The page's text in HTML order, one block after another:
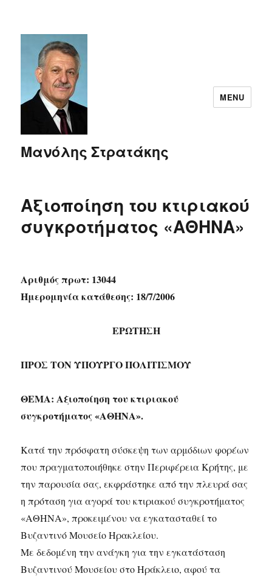
Μανόλης Στρατάκης
MENU
Αξιοποίηση του κτιριακού
συγκροτήματος «ΑΘΗΝΑ»
Αριθμός πρωτ: 13044
Ημερομηνία κατάθεσης: 18/7/2006
ΕΡΩΤΗΣΗ
ΠΡΟΣ ΤΟΝ ΥΠΟΥΡΓΟ ΠΟΛΙΤΙΣΜΟΥ
ΘΕΜΑ: Αξιοποίηση του κτιριακού
συγκροτήματος «ΑΘΗΝΑ».
Κατά την πρόσφατη σύσκεψη των αρμόδιων φορέων
που πραγματοποιήθηκε στην Περιφέρεια Κρήτης, με
την παρουσία σας, εκφράστηκε από την πλευρά σας
η πρόταση για αγορά του κτιριακού συγκροτήματος
«ΑΘΗΝΑ», προκειμένου να εγκατασταθεί το
Βυζαντινό Μουσείο Ηρακλείου.
Με δεδομένη την ανάγκη για την εγκατάσταση
Βυζαντινού Μουσείου στο Ηράκλειο, αφού τα